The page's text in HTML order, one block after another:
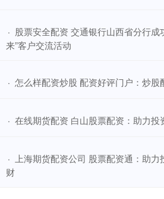
· 股票安全配资 交通银行山西省分行成
来”客户交流活动
· 怎么样配资炒股 配资好评门户：炒
· 在线期货配资 白山股票配资：助力投
·
上海期货配资公司 股票配资通：助
财